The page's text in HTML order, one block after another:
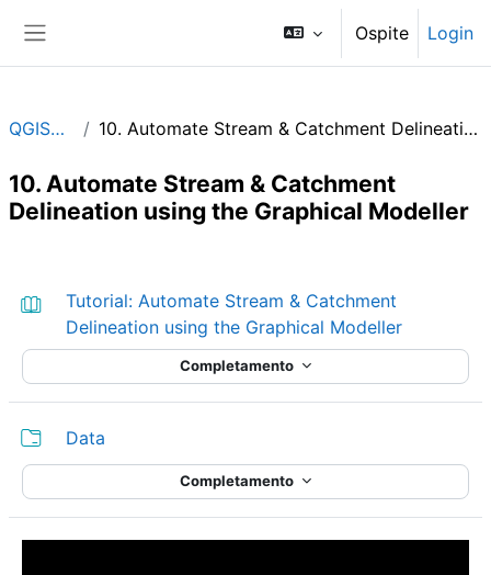
Ospite Login
QGIShydAdv 10. Automate Stream & Catchment Delineation using the Graphical Modeller
10. Automate Stream & Catchment
Delineation using the Graphical Modeller
Tutorial: Automate Stream & Catchment
Delineation using the Graphical ModellerLibro
Completamento
Data
Completamento